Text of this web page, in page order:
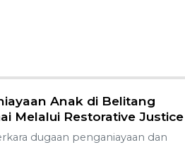
Anak di Belitang
Melalui Restorative Justice
dugaan penganiayaan dan